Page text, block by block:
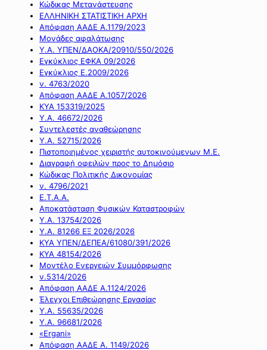
Κώδικας Μετανάστευσης
ΕΛΛΗΝΙΚΗ ΣΤΑΤΙΣΤΙΚΗ ΑΡΧΗ
Απόφαση ΑΑΔΕ Α.1179/2023
Μονάδες αφαλάτωσης
Υ.Α. ΥΠΕΝ/ΔΑΟΚΑ/20910/550/2026
Εγκύκλιος ΕΦΚΑ 09/2026
Εγκύκλιος Ε.2009/2026
ν. 4763/2020
Απόφαση ΑΑΔΕ Α.1057/2026
ΚΥΑ 153319/2025
Υ.Α. 46672/2026
Συντελεστές αναθεώρησης
Υ.Α. 52715/2026
Πιστοποιημένος χειριστής αυτοκινούμενων Μ.Ε.
Διαγραφή οφειλών προς το Δημόσιο
Κώδικας Πολιτικής Δικονομίας
ν. 4796/2021
Ε.Τ.Α.Α.
Αποκατάσταση Φυσικών Καταστροφών
Υ.Α. 13754/2026
Υ.Α. 81266 ΕΞ 2026/2026
ΚΥΑ ΥΠΕΝ/ΔΕΠΕΑ/61080/391/2026
ΚΥΑ 48154/2026
Μοντέλο Ενεργειών Συμμόρφωσης
ν.5314/2026
Απόφαση ΑΑΔΕ Α.1124/2026
Έλεγχοι Επιθεώρησης Εργασίας
Υ.Α. 55635/2026
Υ.Α. 96681/2026
«Ergani»
Απόφαση ΑΑΔΕ Α. 1149/2026